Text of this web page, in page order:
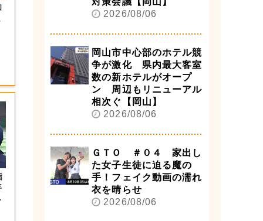
2026/08/06
岡山市中心部のホテル競
争が激化 県内最大客室
数の新ホテルがオープ
ン 周辺もリニューアル
相次ぐ【岡山】
2026/08/06
ＧＴＯ ＃０４ 家出し
た女子生徒に迫る魔の
手！フェイク動画の濡れ
衣を晴らせ
2026/08/06